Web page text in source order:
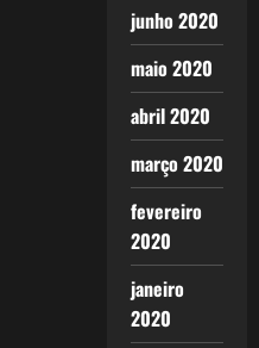
junho 2020
maio 2020
abril 2020
março 2020
fevereiro
2020
janeiro
2020